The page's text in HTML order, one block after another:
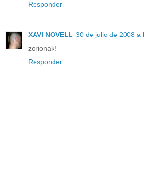
Responder
XAVI NOVELL 30 de julio de 2008 a
zorionak!
Responder